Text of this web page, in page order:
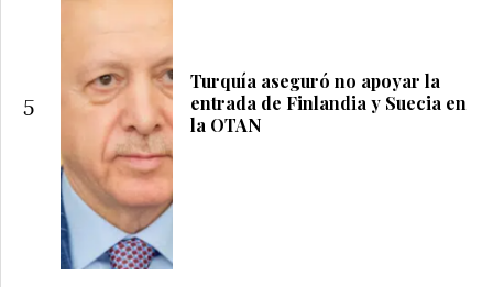
5
Turquía aseguró no apoyar la
entrada de Finlandia y Suecia en
la OTAN